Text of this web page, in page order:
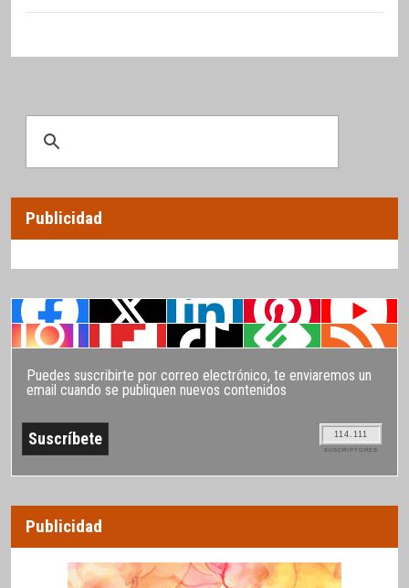
Publicidad
Puedes suscribirte por correo electrónico, te enviaremos un
email cuando se publiquen nuevos contenidos
114.111
SUSCRIPTORES
Publicidad